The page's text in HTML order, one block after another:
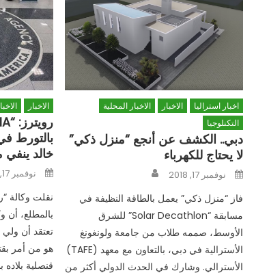
الاخبار
بالتورط
خالد ينفي
Posted
onنوفمبر 17, 2018
نقلت وكالة
تعتقد أن
هو من أمر
قنصلية
اخبار استراليا الاخبار
الاخبار المحلية
التكنلوجيا
دبي.. الكشف عن أنجع “منزل ذكي”
لا يحتاج للكهرباء
Posted
onنوفمبر 17, 2018
فاز “منزل ذكي” يعمل بالطاقة النظيفة في
مسابقة “Solar Decathlon” للشرق
الأوسط، صممه طلاب من جامعة ولونغونغ
الأسترالية في دبي، بالتعاون مع معهد (TAFE)
الأسترالي. وشارك في الحدث الدولي أكثر من